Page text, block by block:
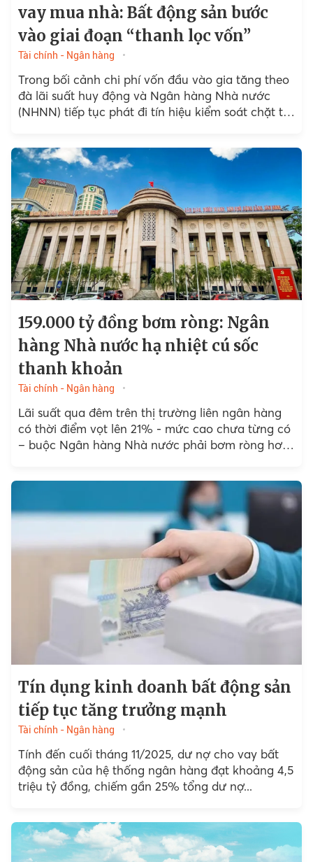
vay mua nhà: Bất động sản bước
vào giai đoạn “thanh lọc vốn”
Tài chính - Ngân hàng
Trong bối cảnh chi phí vốn đầu vào gia tăng theo
đà lãi suất huy động và Ngân hàng Nhà nước
(NHNN) tiếp tục phát đi tín hiệu kiểm soát chặt tín
159.000 tỷ đồng bơm ròng: Ngân
hàng Nhà nước hạ nhiệt cú sốc
thanh khoản
Tài chính - Ngân hàng
Lãi suất qua đêm trên thị trường liên ngân hàng
có thời điểm vọt lên 21% - mức cao chưa từng có
– buộc Ngân hàng Nhà nước phải bơm ròng hơn
Tín dụng kinh doanh bất động sản
tiếp tục tăng trưởng mạnh
Tài chính - Ngân hàng
Tính đến cuối tháng 11/2025, dư nợ cho vay bất
động sản của hệ thống ngân hàng đạt khoảng 4,5
triệu tỷ đồng, chiếm gần 25% tổng dư nợ...